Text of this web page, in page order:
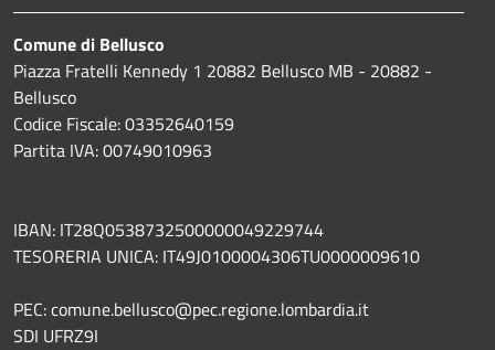
Comune di Bellusco
Piazza Fratelli Kennedy 1 20882 Bellusco MB - 20882 -
Bellusco
Codice Fiscale: 03352640159
Partita IVA: 00749010963
IBAN: IT28Q0538732500000049229744
TESORERIA UNICA: IT49J0100004306TU0000009610
PEC: comune.bellusco@pec.regione.lombardia.it
SDI UFRZ9I